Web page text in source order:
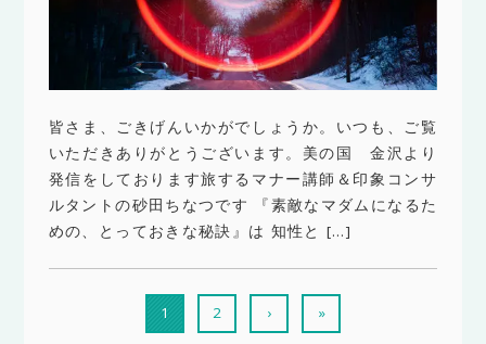
皆さま、ごきげんいかがでしょうか。いつも、ご覧
いただきありがとうございます。美の国 金沢より
発信をしております旅するマナー講師＆印象コンサ
ルタントの砂田ちなつです 『素敵なマダムになるた
めの、とっておきな秘訣』は 知性と […]
1 2 › »